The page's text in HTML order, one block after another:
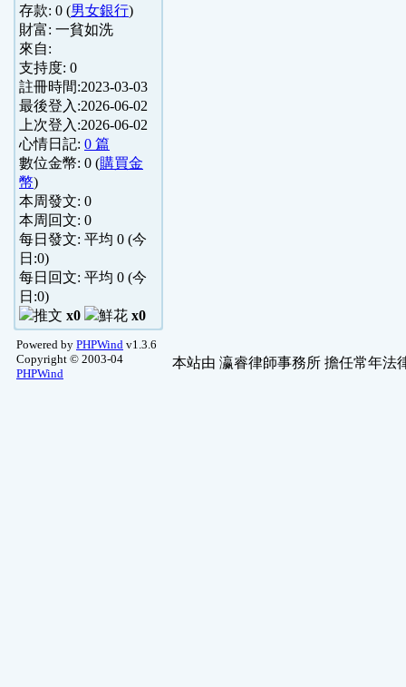
存款: 0 (男女銀行)
財富: 一貧如洗
來自:
支持度: 0
註冊時間:2023-03-03
最後登入:2026-06-02
上次登入:2026-06-02
心情日記: 0 篇
數位金幣: 0 (購買金
幣)
本周發文: 0
本周回文: 0
每日發文: 平均 0 (今
日:0)
每日回文: 平均 0 (今
日:0)
x0
x0
Powered by PHPWind v1.3.6
Copyright © 2003-04
PHPWind
本站由 瀛睿律師事務所 擔任常年法